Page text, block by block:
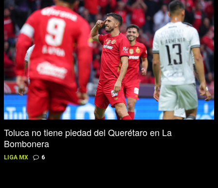
Toluca no tiene piedad del Querétaro en La
Bombonera
LIGA MX 6